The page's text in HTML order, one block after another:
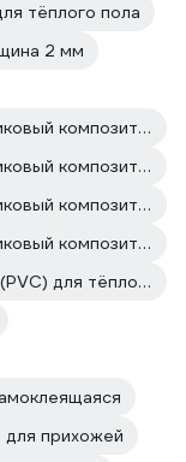
тёплого пола
2 мм
Материал основания Каменно-пластиковый композит (PVC) Фаска без фаски
Материал основания Каменно-пластиковый композит (PVC) Для ванной
Материал основания Каменно-пластиковый композит (PVC) Способ укладки Самоклеящаяся
Материал основания Каменно-пластиковый композит (PVC) Толщина 2 мм
Из каменно-пластикового композита (PVC) для тёплого пола
для прихожей